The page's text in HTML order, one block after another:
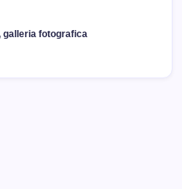
galleria fotografica